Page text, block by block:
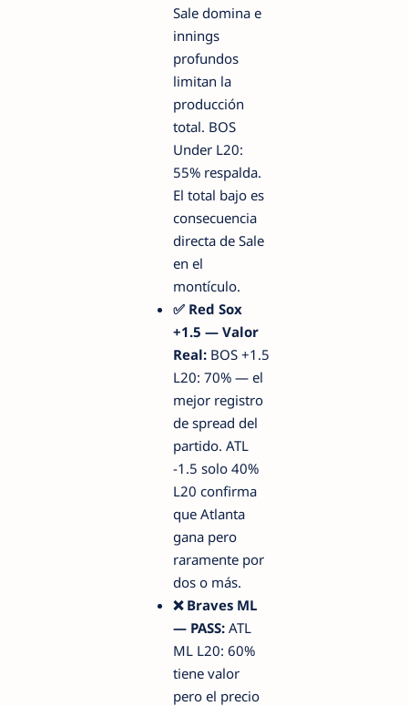
Sale domina e
innings
profundos
limitan la
producción
total. BOS
Under L20:
55% respalda.
El total bajo es
consecuencia
directa de Sale
en el
montículo.
✅ Red Sox
+1.5 — Valor
Real: BOS +1.5
L20: 70% — el
mejor registro
de spread del
partido. ATL
-1.5 solo 40%
L20 confirma
que Atlanta
gana pero
raramente por
dos o más.
❌ Braves ML
— PASS: ATL
ML L20: 60%
tiene valor
pero el precio